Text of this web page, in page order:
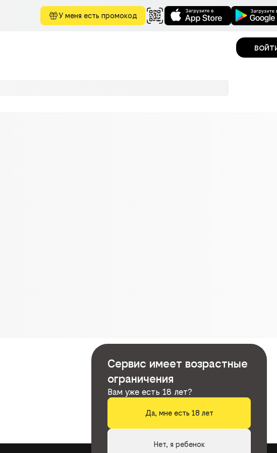
У меня есть промокод
Сервис имеет возрастные
ограничения
Вам уже есть 18 лет?
Да, мне есть 18 лет
Нет, я ребенок